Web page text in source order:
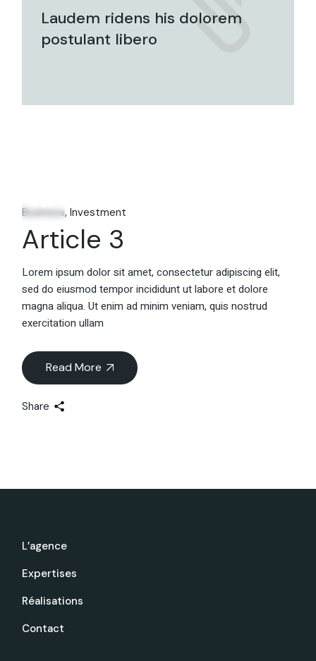
Laudem ridens his dolorem
postulant libero
Business Investment
Article 3
Lorem ipsum dolor sit amet, consectetur adipiscing elit,
sed do eiusmod tempor incididunt ut labore et dolore
magna aliqua. Ut enim ad minim veniam, quis nostrud
exercitation ullam
Read More
Share
L’agence
Expertises
Réalisations
Contact